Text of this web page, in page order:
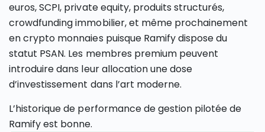
euros, SCPI, private equity, produits structurés,
crowdfunding immobilier, et même prochainement
en crypto monnaies puisque Ramify dispose du
statut PSAN. Les membres premium peuvent
introduire dans leur allocation une dose
d’investissement dans l’art moderne.
L’historique de performance de gestion pilotée de
Ramify est bonne.